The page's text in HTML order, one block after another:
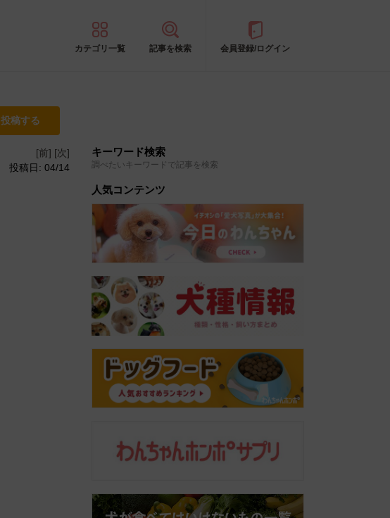
カテゴリ一覧 記事を検索 会員登録/ログイン
投稿する
[前] [次]
投稿日: 04/14
キーワード検索
調べたいキーワードで記事を検索
人気コンテンツ